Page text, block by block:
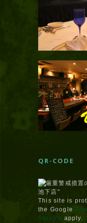
QR-CODE
This site is
the Google
Service apply.